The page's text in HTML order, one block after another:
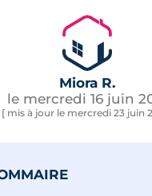
Miora R.
le mercredi 16 juin
[ mis à jour le mercredi 23 juin